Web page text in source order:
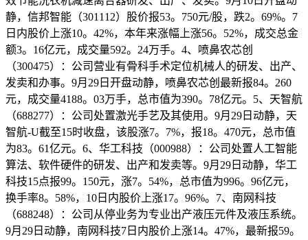
静，信邦智能（301112）股价报53。750元/股，跌2。69%。7
日内股价上涨10。42%，本年来涨幅上涨56。52%，成交总金
额3。16亿元，成交量592。24万手。4、喷鼻农芯创
（300475）：公司营业有骨科手术定位机械人的研发、出产、
发卖和办事。9月29日开盘动静，喷鼻农芯创最新报84。260
元，成交量4188。03万手，总市值为390。78亿元。5、天智航
（688277）：公司处置激光手艺及其使用。9月29日动静，天
智航-U截至15时收盘，该股涨7。7%，报18。470元，总市值
为83。61亿元。6、华工科技（000988）：公司处置人工智能
算法、软件硬件的研发、出产和发卖等。9月29日动静，华工
科技15点报99。150元，涨7。54%，总市值为996。96亿元，
换手率8。58%，10日内股价上涨17。96%。7、南网科技
（688248）：公司从停业务为专业出产液压元件及液压系统。
9月29日动静，南网科技7日内股价上涨14。47%，最新报59。